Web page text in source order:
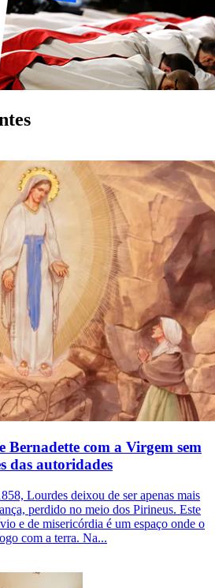
Bernadette com a Virgem sem
das autoridades
Lourdes deixou de ser apenas mais
perdido no meio dos Pirineus. Este
e de misericórdia é um espaço onde o
com a terra. Na...